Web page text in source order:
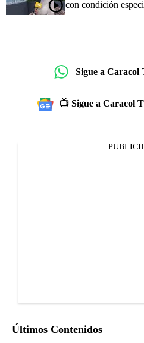
con condición
Sigue a
📺 Sigue a Caracol
Últimos Contenidos